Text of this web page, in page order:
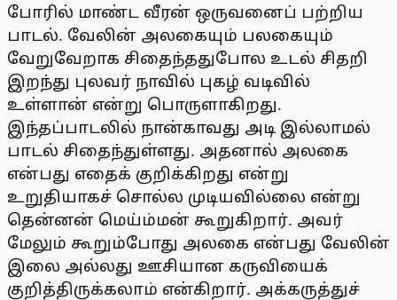
போரில் மாண்ட வீரன் ஒருவனைப் பற்றிய
பாடல். வேலின் அலகையும் பலகையும்
வேறுவேறாக சிதைந்ததுபோல உடல் சிதறி
இறந்து புலவர் நாவில் புகழ் வடிவில்
உள்ளான் என்று பொருளாகிறது.
இந்தப்பாடலில் நான்காவது அடி இல்லாமல்
பாடல் சிதைந்துள்ளது. அதனால் அலகை
என்பது எதைக் குறிக்கிறது என்று
உறுதியாகச் சொல்ல முடியவில்லை என்று
தென்னன் மெய்ம்மன் கூறுகிறார். அவர்
மேலும் கூறும்போது அலகை என்பது வேலின்
இலை அல்லது ஊசியான கருவியைக்
குறித்திருக்கலாம் என்கிறார். அக்கருத்துச்